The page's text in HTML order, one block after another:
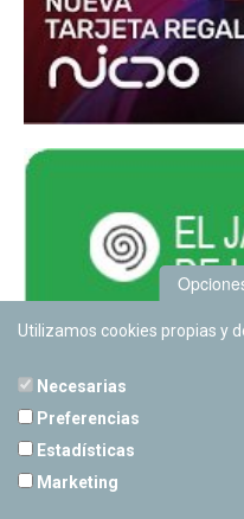
Utilizamos cookies propias y
Necesarias
Preferencias
Estadísticas
Marketing